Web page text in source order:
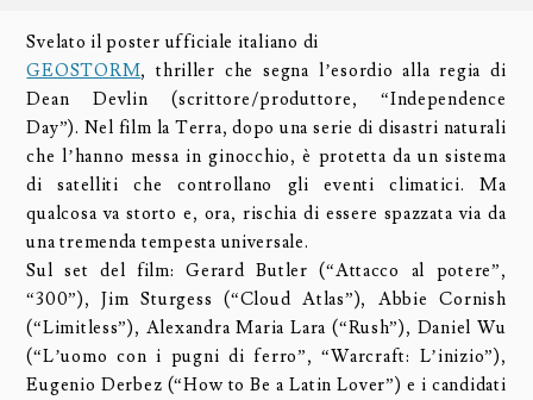
Svelato il poster ufficiale italiano di
GEOSTORM, thriller che segna l’esordio alla regia di
Dean Devlin (scrittore/produttore, “Independence
Day”). Nel film la Terra, dopo una serie di disastri naturali
che l’hanno messa in ginocchio, è protetta da un sistema
di satelliti che controllano gli eventi climatici. Ma
qualcosa va storto e, ora, rischia di essere spazzata via da
una tremenda tempesta universale.
Sul set del film: Gerard Butler (“Attacco al potere”,
“300”), Jim Sturgess (“Cloud Atlas”), Abbie Cornish
(“Limitless”), Alexandra Maria Lara (“Rush”), Daniel Wu
(“L’uomo con i pugni di ferro”, “Warcraft: L’inizio”),
Eugenio Derbez (“How to Be a Latin Lover”) e i candidati